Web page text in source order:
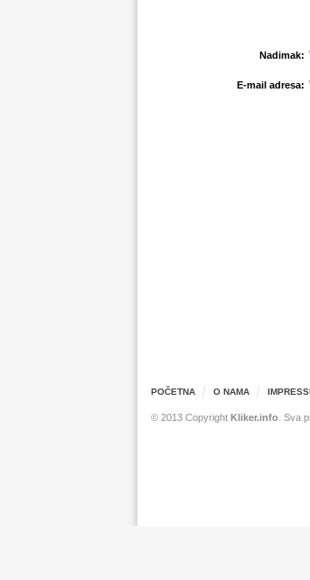
Nadimak:
E-mail adresa:
POČETNA O NAMA
© 2013 Copyright Kliker.info. Sva